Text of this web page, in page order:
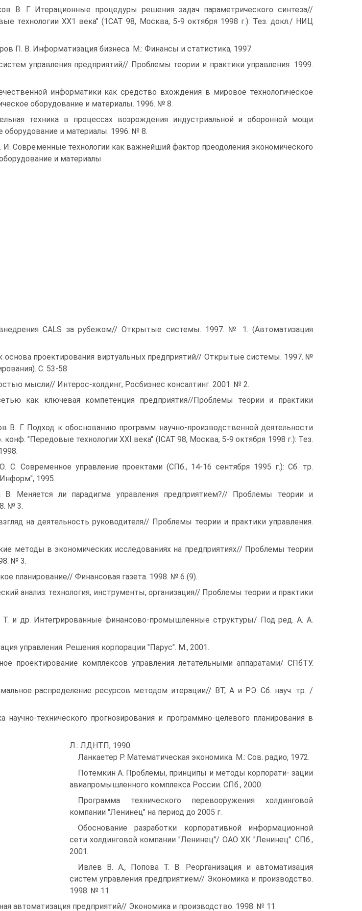
Г. Итерационные процедуры решения задач параметрического синтеза//
технологии ХХ1 века" (1САТ 98, Москва, 5-9 октября 1998 г.): Тез. докл./ НИЦ
П. В. Информатизация бизнеса. М.: Финансы и статистика, 1997.
управления предприятий// Проблемы теории и практики управления. 1999.
информатики как средство вхождения в мировое технологическое
оборудование и материалы. 1996. № 8.
техника в процессах возрождения индустриальной и оборонной мощи
оборудование и материалы. 1996. № 8.
Современные технологии как важнейший фактор преодоления экономического
и материалы.
CALS за рубежом// Открытые системы. 1997. № 1. (Автоматизация
основа проектирования виртуальных предприятий// Открытые системы. 1997. №
С. 53-58.
мысли// Интерос-холдинг, Росбизнес консалтинг. 2001. № 2.
как ключевая компетенция предприятия//Проблемы теории и практики
Г. Подход к обоснованию программ научно-производственной деятельности
"Передовые технологии XXI века" (ICAT 98, Москва, 5-9 октября 1998 г.): Тез.
С. Современное управление проектами (СПб., 14-16 сентября 1995 г.): Сб. тр.
1995.
В. Меняется ли парадигма управления предприятием?// Проблемы теории и
№ 3.
на деятельность руководителя// Проблемы теории и практики управления.
методы в экономических исследованиях на предприятиях// Проблемы теории
№ 3.
планирование// Финансовая газета. 1998. № 6 (9).
анализ: технология, инструменты, организация// Проблемы теории и практики
Т. и др. Интегрированные финансово-промышленные структуры/ Под ред. А. А.
управления. Решения корпорации "Парус". М., 2001.
проектирование комплексов управления летательными аппаратами/ СПбТУ.
распределение ресурсов методом итерации// ВТ, А и РЭ: Сб. науч. тр. /
научно-технического прогнозирования и программно-целевого планирования в
Л.: ЛДНТП, 1990.
Ланкаетер Р. Математическая экономика. М.: Сов. радио, 1972.
Потемкин А. Проблемы, принципы и методы корпорати- зации
авиапромышленного комплекса России. СПб., 2000.
Программа технического перевооружения холдинговой
компании "Ленинец" на период до 2005 г.
Обоснование разработки корпоративной информационной
сети холдинговой компании "Ленинец"/ ОАО ХК "Ленинец". СПб.,
2001.
Ивлев В. А., Попова Т. В. Реорганизация и автоматизация
систем управления предприятием// Экономика и производство.
1998. № 11.
автоматизация предприятий// Экономика и производство. 1998. № 11.